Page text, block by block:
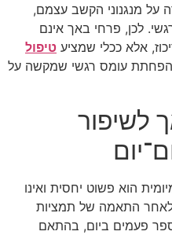
על מנגנוני הקשב עצמם,
לכן, פרחי באך אינם
אלא ככלי שמציע טיפול
עומס רגשי שמקשה על
לשיפור
הוא פשוט יחסית ואינו
לאחר התאמה של תמציות
פעמים ביום, בהתאם